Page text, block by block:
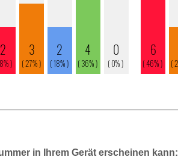
in Ihrem Gerät erscheinen kann: